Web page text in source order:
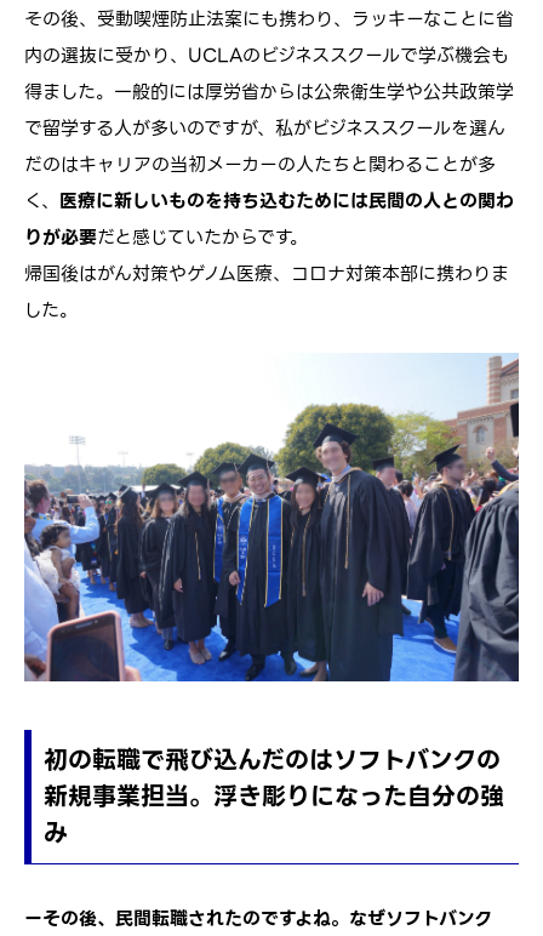
その後、受動喫煙防止法案にも携わり、ラッキーなことに省
内の選抜に受かり、UCLAのビジネススクールで学ぶ機会も
得ました。一般的には厚労省からは公衆衛生学や公共政策学
で留学する人が多いのですが、私がビジネススクールを選ん
だのはキャリアの当初メーカーの人たちと関わることが多
く、 医療に新しいものを持ち込むためには民間の人との関わ
りが必要だと感じていたからです。
帰国後はがん対策やゲノム医療、コロナ対策本部に携わりま
した。
初の転職で飛び込んだのはソフトバンクの
新規事業担当。浮き彫りになった自分の強
み
ーその後、民間転職されたのですよね。なぜソフトバンク